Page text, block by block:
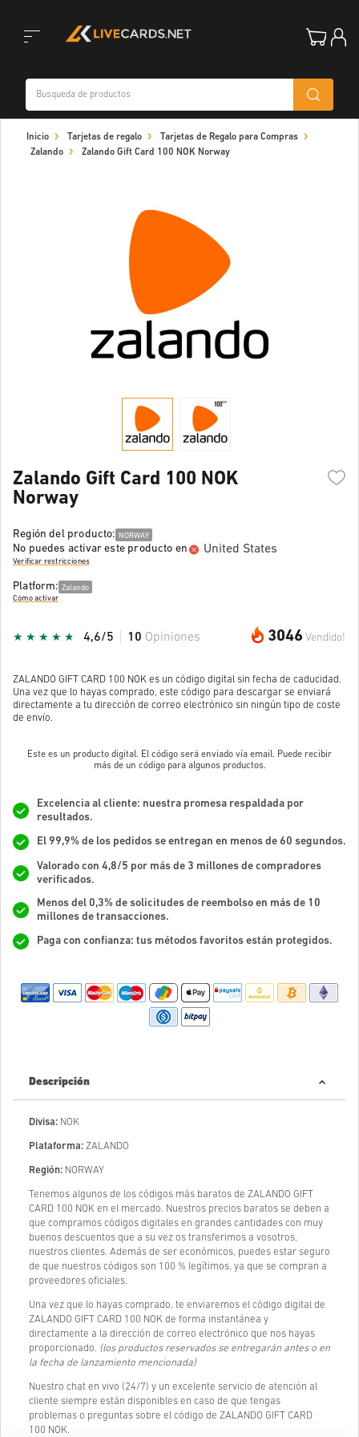
navigation
Inicio Tarjetas de regalo
Tarjetas de Regalo para Compras
Zalando
Zalando Gift Card 100 NOK Norway
Zalando Gift Card 100 NOK
Norway
Región del producto: NORWAY
No puedes activar este producto en United States
Verificar restricciones
Platform: Zalando
Cómo activar
3046 Vendido!
4,6/5 10 Opiniones
ZALANDO GIFT CARD 100 NOK es un código digital sin fecha de caducidad.
Una vez que lo hayas comprado, este código para descargar se enviará
directamente a tu dirección de correo electrónico sin ningún tipo de coste
de envío.
Este es un producto digital. El código será enviado vía email. Puede recibir
más de un código para algunos productos.
Excelencia al cliente: nuestra promesa respaldada por
resultados.
El 99,9% de los pedidos se entregan en menos de 60 segundos.
Valorado con 4,8/5 por más de 3 millones de compradores
verificados.
Menos del 0,3% de solicitudes de reembolso en más de 10
millones de transacciones.
Paga con confianza: tus métodos favoritos están protegidos.
Descripción
Divisa: NOK
Plataforma: ZALANDO
Región: NORWAY
Tenemos algunos de los códigos más baratos de ZALANDO GIFT
CARD 100 NOK en el mercado. Nuestros precios baratos se deben a
que compramos códigos digitales en grandes cantidades con muy
buenos descuentos que a su vez os transferimos a vosotros,
nuestros clientes. Además de ser económicos, puedes estar seguro
de que nuestros códigos son 100 % legítimos, ya que se compran a
proveedores oficiales.
Una vez que lo hayas comprado, te enviaremos el código digital de
ZALANDO GIFT CARD 100 NOK de forma instantánea y
directamente a la dirección de correo electrónico que nos hayas
proporcionado. (los productos reservados se entregarán antes o en
la fecha de lanzamiento mencionada)
Nuestro chat en vivo (24/7) y un excelente servicio de atención al
cliente siempre están disponibles en caso de que tengas
problemas o preguntas sobre el código de ZALANDO GIFT CARD
100 NOK.